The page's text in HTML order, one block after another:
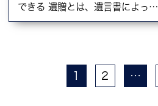
できる 遺贈とは、遺言書によっ…
1 2 …